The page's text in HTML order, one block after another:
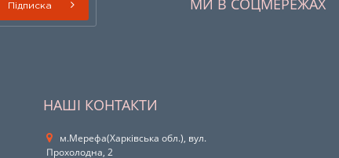
Підписка МИ В СОЦМЕРЕЖАХ
НАШІ КОНТАКТИ
м.Мерефа(Харківська обл.), вул.
Прохолодна, 2